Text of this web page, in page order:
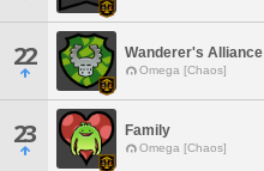
22 Wanderer's Alliance
Omega [Chaos]
23 Family
Omega [Chaos]